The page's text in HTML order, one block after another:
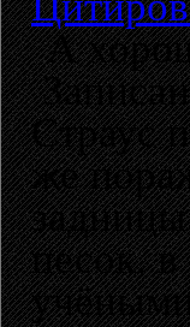
А
Записан
Страус
же
песок,